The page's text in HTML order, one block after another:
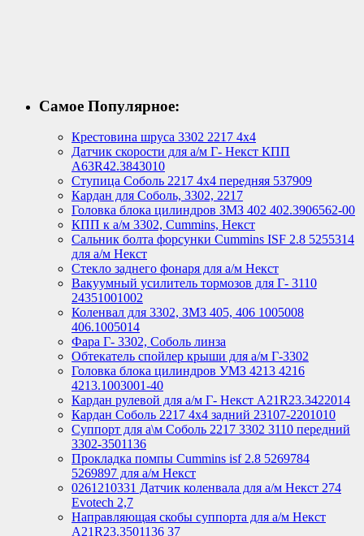
Самое Популярное:
Крестовина шруса 3302 2217 4х4
Датчик скорости для а/м Г- Некст КПП
А63R42.3843010
Ступица Соболь 2217 4х4 передняя 537909
Кардан для Соболь, 3302, 2217
Головка блока цилиндров ЗМЗ 402 402.3906562-00
КПП к а/м 3302, Cummins, Некст
Сальник болта форсунки Cummins ISF 2.8 5255314
для а/м Некст
Стекло заднего фонаря для а/м Некст
Вакуумный усилитель тормозов для Г- 3110
24351001002
Коленвал для 3302, ЗМЗ 405, 406 1005008
406.1005014
Фара Г- 3302, Соболь линза
Обтекатель спойлер крыши для а/м Г-3302
Головка блока цилиндров УМЗ 4213 4216
4213.1003001-40
Кардан рулевой для а/м Г- Некст А21R23.3422014
Кардан Соболь 2217 4х4 задний 23107-2201010
Суппорт для а\м Соболь 2217 3302 3110 передний
3302-3501136
Прокладка помпы Cummins isf 2.8 5269784
5269897 для а/м Некст
0261210331 Датчик коленвала для а/м Некст 274
Evotech 2,7
Направляющая скобы суппорта для а/м Некст
A21R23.3501136 37